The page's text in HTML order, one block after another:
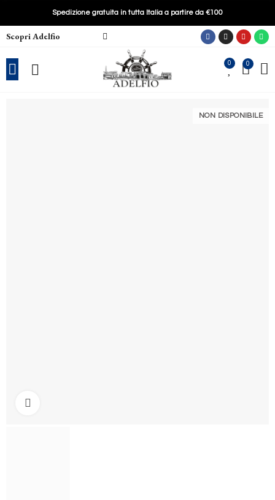
Spedizione gratuita in tutta Italia a partire da €100
Scopri Adelfio
0 0
NON DISPONIBILE